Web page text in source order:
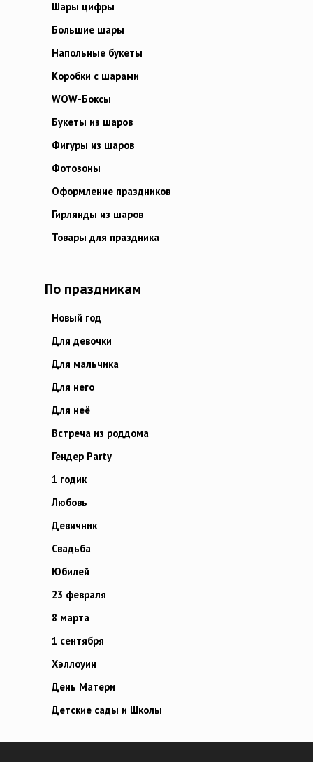
Шары цифры
Большие шары
Напольные букеты
Коробки с шарами
WOW-Боксы
Букеты из шаров
Фигуры из шаров
Фотозоны
Оформление праздников
Гирлянды из шаров
Товары для праздника
По праздникам
Новый год
Для девочки
Для мальчика
Для него
Для неё
Встреча из роддома
Гендер Party
1 годик
Любовь
Девичник
Свадьба
Юбилей
23 февраля
8 марта
1 сентября
Хэллоуин
День Матери
Детские сады и Школы